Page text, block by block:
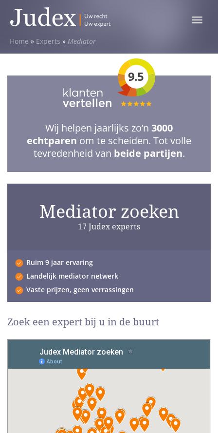
Toggle
Home » Experts » Mediator
9.5
Totale
waardering:
5
van
Wij helpen jaarlijks zo’n 3000
echtparen om te scheiden. Tot volle
tevredenheid van beide partijen.
Mediator zoeken
17 Judex experts
Ruim 9 jaar ervaring
Landelijk mediator netwerk
Vaste prijzen, geen verrassingen
Zoek een expert bij u in de buurt